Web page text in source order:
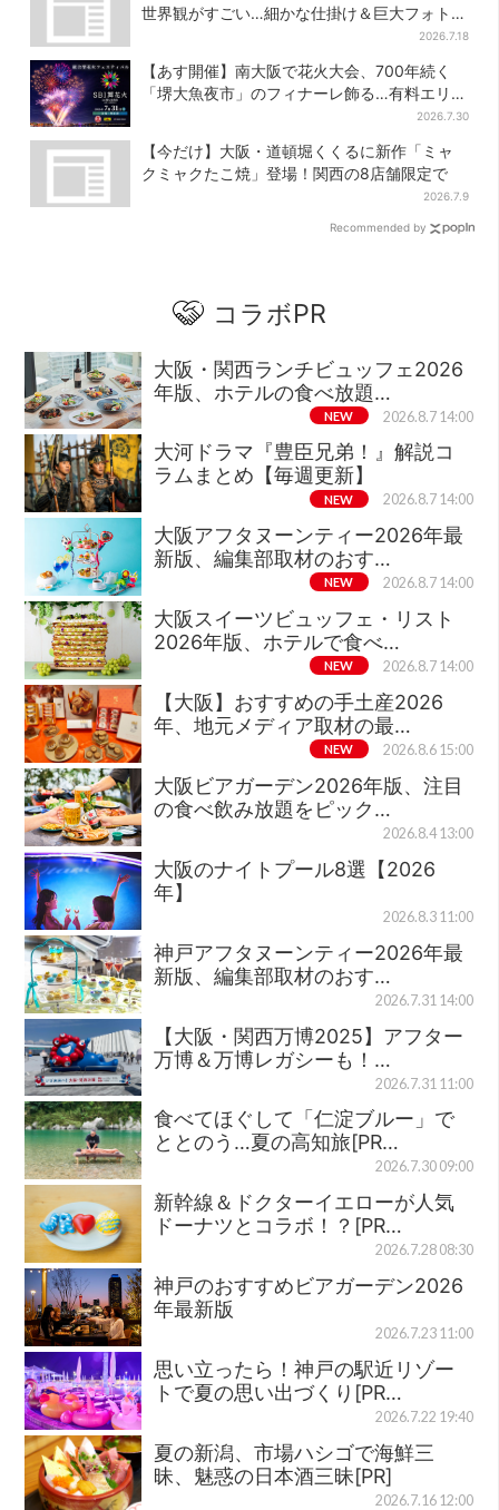
世界観がすごい…細かな仕掛け＆巨大フォトス
2026.7.18
【あす開催】南大阪で花火大会、700年続く
「堺大魚夜市」のフィナーレ飾る…有料エリア
2026.7.30
【今だけ】大阪・道頓堀くくるに新作「ミャ
クミャクたこ焼」登場！関西の8店舗限定で
2026.7.9
Recommended by
コラボPR
大阪・関西ランチビュッフェ2026
年版、ホテルの食べ放題…
NEW 2026.8.7 14:00
大河ドラマ『豊臣兄弟！』解説コ
ラムまとめ【毎週更新】
NEW 2026.8.7 14:00
大阪アフタヌーンティー2026年最
新版、編集部取材のおす…
NEW 2026.8.7 14:00
大阪スイーツビュッフェ・リスト
2026年版、ホテルで食べ…
NEW 2026.8.7 14:00
【大阪】おすすめの手土産2026
年、地元メディア取材の最…
NEW 2026.8.6 15:00
大阪ビアガーデン2026年版、注目
の食べ飲み放題をピック…
2026.8.4 13:00
大阪のナイトプール8選【2026
年】
2026.8.3 11:00
神戸アフタヌーンティー2026年最
新版、編集部取材のおす…
2026.7.31 14:00
【大阪・関西万博2025】アフター
万博＆万博レガシーも！…
2026.7.31 11:00
食べてほぐして「仁淀ブルー」で
ととのう…夏の高知旅[PR…
2026.7.30 09:00
新幹線＆ドクターイエローが人気
ドーナツとコラボ！？[PR…
2026.7.28 08:30
神戸のおすすめビアガーデン2026
年最新版
2026.7.23 11:00
思い立ったら！神戸の駅近リゾー
トで夏の思い出づくり[PR…
2026.7.22 19:40
夏の新潟、市場ハシゴで海鮮三
昧、魅惑の日本酒三昧[PR]
2026.7.16 12:00